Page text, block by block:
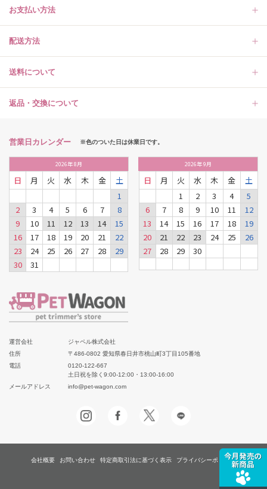
お支払い方法
配送方法
送料について
返品・交換について
営業日カレンダー ※色のついた日は休業日です。
2026年8月
日 月 火 水 木 金
土
1
2
3 4 5 6 7
8
9
10 11 12 13 14
15
16
17 18 19 20 21
22
23
24 25 26 27 28
29
30
31
2026年9月
日 月 火 水 木 金
土
1
2 3 4
5
6
7 8 9 10 11
12
13
14 15 16 17 18
19
20
21 22 23 24 25
26
27
28 29 30
運営会社
ジャペル株式会社
住所
〒486-0802 愛知県春日井市桃山町3丁目105番地
電話
0120-122-667
土日祝を除く9:00-12:00・13:00-16:00
メールアドレス
info@pet-wagon.com
会社概要 お問い合わせ 特定商取引法に基づく表示 プライバシーポリシー